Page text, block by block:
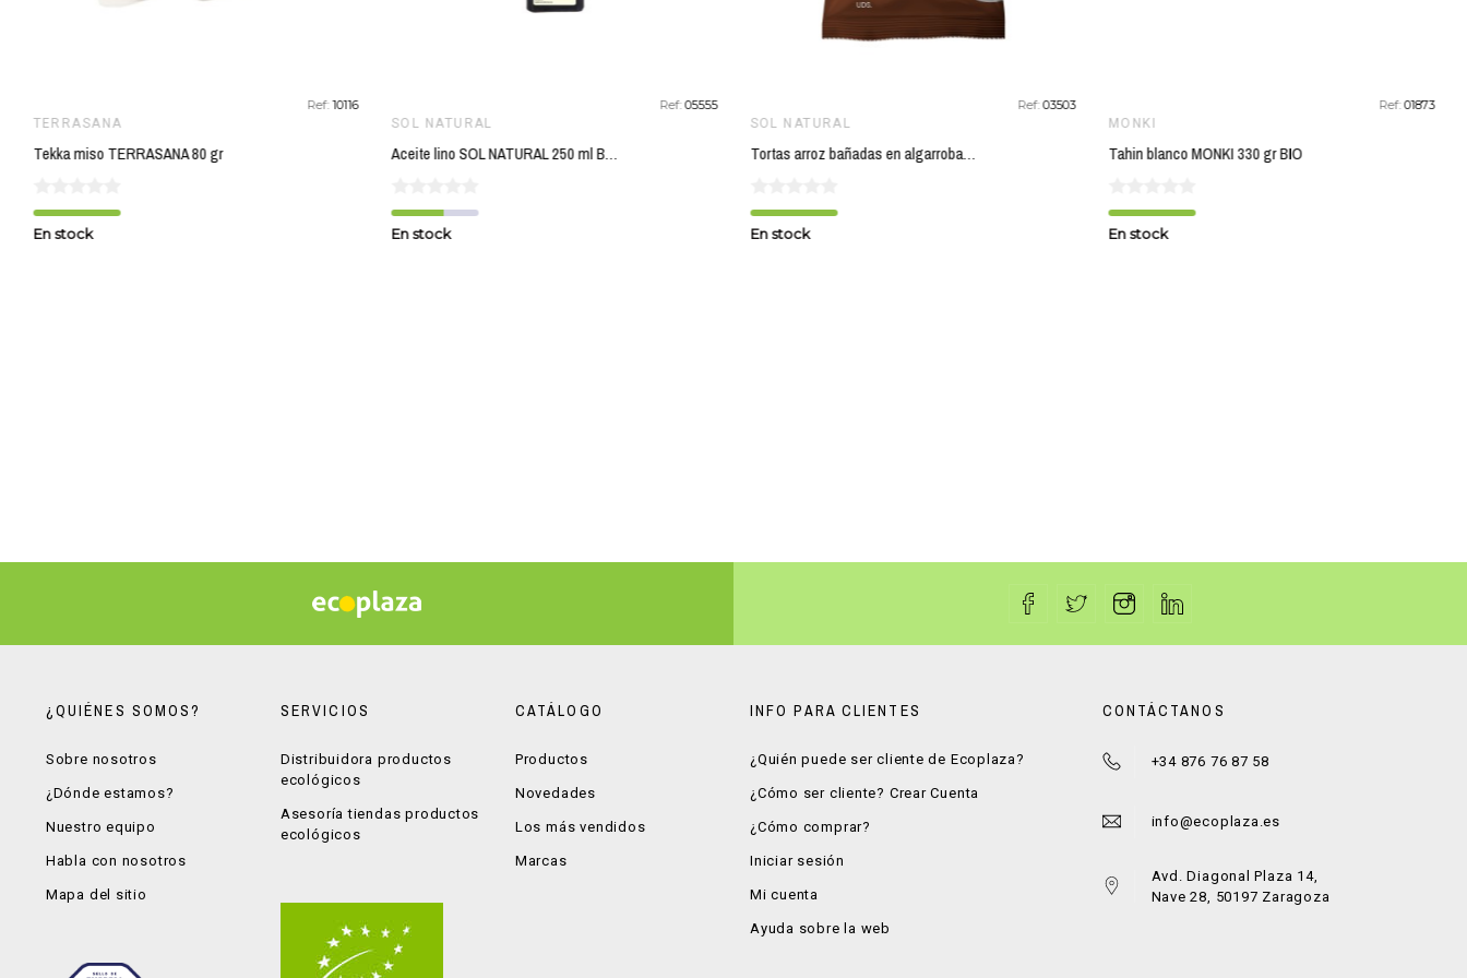
Ref:10116
TERRASANA
Tekka miso TERRASANA 80 gr
En stock
Ref:05555
SOL NATURAL
Aceite lino SOL NATURAL 250 ml BIO
En stock
Ref:03503
SOL NATURAL
Tortas arroz bañadas en algarroba SOL NATURAL 100 gr BIO ?
En stock
Ref:01873
MONKI
Tahin blanco MONKI 330 gr BIO
En stock
¿QUIÉNES SOMOS?
Sobre nosotros
¿Dónde estamos?
Nuestro equipo
Habla con nosotros
Mapa del sitio
SERVICIOS
Distribuidora productos
ecológicos
Asesoría tiendas productos
ecológicos
CATÁLOGO
Productos
Novedades
Los más vendidos
Marcas
INFO PARA CLIENTES
¿Quién puede ser cliente de Ecoplaza?
¿Cómo ser cliente? Crear Cuenta
¿Cómo comprar?
Iniciar sesión
Mi cuenta
Ayuda sobre la web
CONTÁCTANOS
+34 876 76 87 58
info@ecoplaza.es
Avd. Diagonal Plaza 14,
Nave 28, 50197 Zaragoza